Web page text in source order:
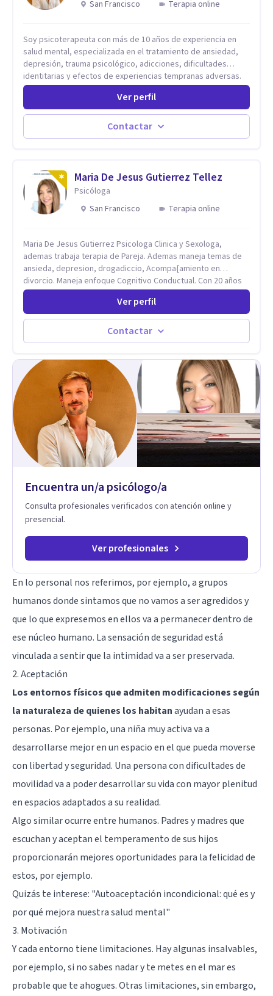
San Francisco Terapia online
Soy psicoterapeuta con más de 10 años de experiencia en
salud mental, especializada en el tratamiento de ansiedad,
depresión, trauma psicológico, adicciones, dificultades
identitarias y efectos de experiencias tempranas adversas.
Ofrezco un espacio terapéutico seguro, confidencial y
profundamente humano, donde el dolor emocional puede
transformarse en autoconocimiento, regulación emocional y
psicoanálisis, terapia somática y de trauma, psicología
Psicología Analítica Junguiana. Mi abordaje también incorpora
perspectivas interculturales, ecopsicología y el trabajo
simbólico con el inconsciente, entendiendo que cada
proceso terapéutico es único y requiere una mirada
Ver perfil
Contactar
Maria De Jesus Gutierrez Tellez
Psicóloga
San Francisco
Terapia online
Maria De Jesus Gutierrez Psicologa Clinica y Sexologa,
ademas trabaja terapia de Pareja. Ademas maneja temas de
ansieda, depresion, drogadiccio, Acompa{amiento en
divorcio. Maneja enfoque Cognitivo Conductual. Con 20 años
de experiencia, constantemente capacitandose en las
diferntes areas de la Salud Mental.
Ver perfil
Contactar
Encuentra un/a psicólogo/a
Consulta profesionales verificados con atención online y
presencial.
Ver profesionales
En lo personal nos referimos, por ejemplo, a grupos
humanos donde sintamos que no vamos a ser agredidos y
que lo que expresemos en ellos va a permanecer dentro de
ese núcleo humano. La sensación de seguridad está
vinculada a sentir que la intimidad va a ser preservada.
2. Aceptación
Los entornos físicos que admiten modificaciones según
la naturaleza de quienes los habitanayudan a esas
personas. Por ejemplo, una niña muy activa va a
desarrollarse mejor en un espacio en el que pueda moverse
con libertad y seguridad. Una persona con dificultades de
movilidad va a poder desarrollar su vida con mayor plenitud
en espacios adaptados a su realidad.
Algo similar ocurre entre humanos. Padres y madres que
escuchan y aceptan el temperamento de sus hijos
proporcionarán mejores oportunidades para la felicidad de
estos, por ejemplo.
Quizás te interese: "Autoaceptación incondicional: qué es y
por qué mejora nuestra salud mental"
3. Motivación
Y cada entorno tiene limitaciones. Hay algunas insalvables,
por ejemplo, si no sabes nadar y te metes en el mar es
probable que te ahogues. Otras limitaciones, sin embargo,